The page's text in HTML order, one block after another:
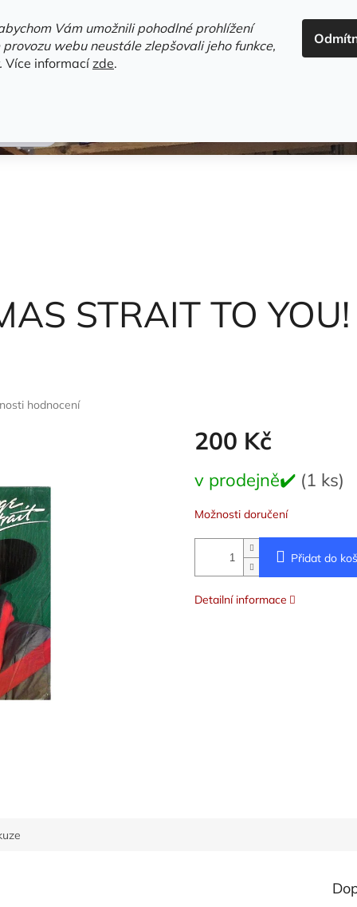
Vám umožnili pohodlné prohlížení
webu neustále zlepšovali jeho funkce,
Více informacízde.
HLEDAT
STRAIT TO
hodnocení
200 Kč
cena:
v prodejně✔️ (1 ks)
Možnosti doručení
Přidat do
Detailní informace